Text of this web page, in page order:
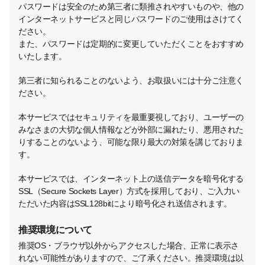
パスワードは安全のため第三者に類推されやすいものや、他の
インターネットサービスと同じパスワードのご使用はさけてく
ださい。
また、パスワードは定期的に変更していただくことをおすすめ
いたします。
第三者に知られることのないよう、お取扱いには十分ご注意く
ださい。
本サービスではセキュリティを最重要視しており、ユーザーの
みなさまの大切な個人情報などが外部に漏れたり、悪用された
りすることのないよう、可能な限り最大の対策を講じておりま
す。
本サービスでは、インターネット上の送信データを暗号化する
SSL（Secure Sockets Layer）方式を採用しており、ご入力い
ただいた内容はSSL128bitにより暗号化され送信されます。
推奨環境について
推奨OS・ブラウザ以外からアクセスした場合、正常に表示さ
れない可能性がありますので、ご了承ください。推奨環境は以